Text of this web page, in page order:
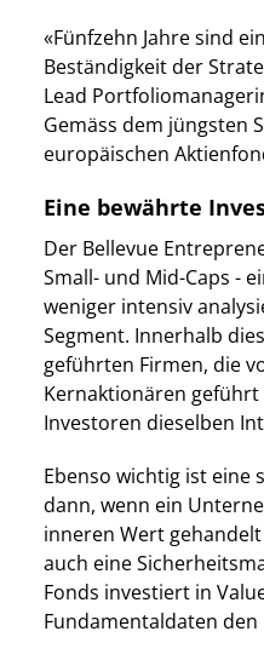
«Fünfzehn Jahre sind
Beständigkeit der
Lead
Gemäss dem jüngsten
europäischen
Eine bewährte
Der Bellevue
Small- und Mid-Caps -
weniger intensiv
Segment. Innerhalb
geführten Firmen, die
Kernaktionären
Investoren dieselben
Ebenso wichtig ist eine
dann, wenn ein
inneren Wert
auch eine
Fonds investiert in
Fundamentaldaten